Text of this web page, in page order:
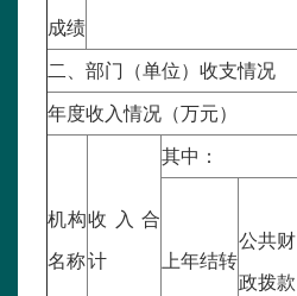
成绩
二、部门（单位）收支情况
年度收入情况（万元）
机构
名称
收入合
计
其中：
上年结转
公共财
政拨款